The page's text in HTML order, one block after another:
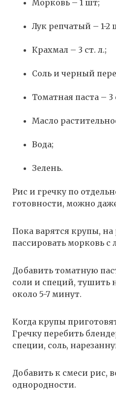
Морковь – 1 шт;
Лук репчатый – 1-2
Крахмал – 3 ст. л.;
Соль и черный
Томатная паста – 3
Масло
Вода;
Зелень.
Рис и гречку по
готовности, можно
Пока варятся крупы, на
пассировать морковь с
Добавить томатную
соли и специй, тушить
около 5-7 минут.
Когда крупы
Гречку перебить
специи, соль,
Добавить к смеси рис,
однородности.